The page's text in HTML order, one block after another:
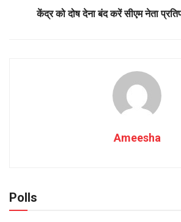
केंद्र को दोष देना बंद करें सीएम नेता
Ameesha
Polls